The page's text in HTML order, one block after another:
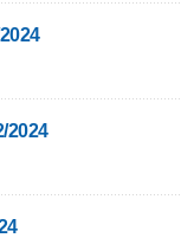
2024